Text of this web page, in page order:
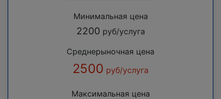
Минимальная цена
2200 руб/услуга
Среднерыночная цена
2500 руб/услуга
Максимальная цена